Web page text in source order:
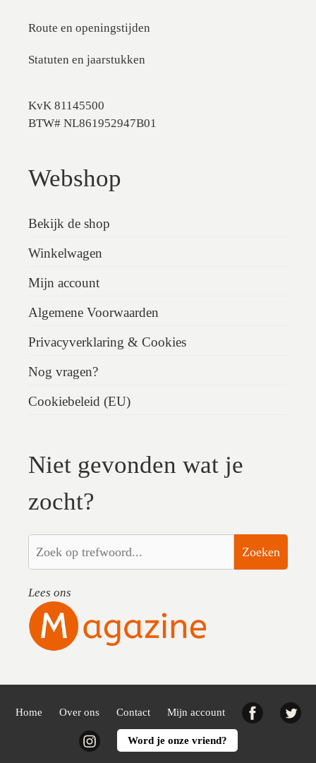
Route en openingstijden
Statuten en jaarstukken
KvK 81145500
BTW# NL861952947B01
Webshop
Bekijk de shop
Winkelwagen
Mijn account
Algemene Voorwaarden
Privacyverklaring & Cookies
Nog vragen?
Cookiebeleid (EU)
Niet gevonden wat je
zocht?
Zoeken
Lees ons
Home Over ons Contact Mijn account Facebook
InstagramWord je onze vriend?